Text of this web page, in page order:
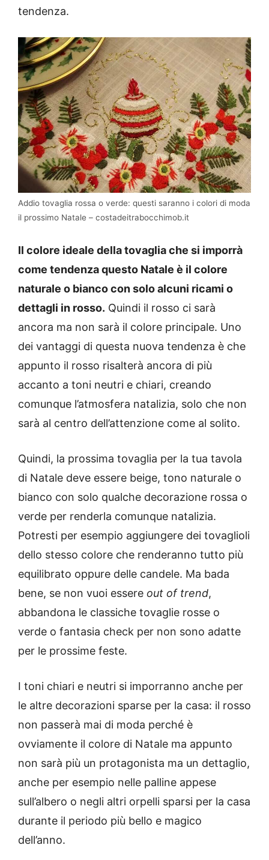
tendenza.
Addio tovaglia rossa o verde: questi saranno i colori di moda
il prossimo Natale – costadeitrabocchimob.it
Il colore ideale della tovaglia che si imporrà
come tendenza questo Natale è il colore
naturale o bianco con solo alcuni ricami o
dettagli in rosso. Quindi il rosso ci sarà
ancora ma non sarà il colore principale. Uno
dei vantaggi di questa nuova tendenza è che
appunto il rosso risalterà ancora di più
accanto a toni neutri e chiari, creando
comunque l’atmosfera natalizia, solo che non
sarà al centro dell’attenzione come al solito.
Quindi, la prossima tovaglia per la tua tavola
di Natale deve essere beige, tono naturale o
bianco con solo qualche decorazione rossa o
verde per renderla comunque natalizia.
Potresti per esempio aggiungere dei tovaglioli
dello stesso colore che renderanno tutto più
equilibrato oppure delle candele. Ma bada
bene, se non vuoi essere out of trend,
abbandona le classiche tovaglie rosse o
verde o fantasia check per non sono adatte
per le prossime feste.
I toni chiari e neutri si imporranno anche per
le altre decorazioni sparse per la casa: il rosso
non passerà mai di moda perché è
ovviamente il colore di Natale ma appunto
non sarà più un protagonista ma un dettaglio,
anche per esempio nelle palline appese
sull’albero o negli altri orpelli sparsi per la casa
durante il periodo più bello e magico
dell’anno.